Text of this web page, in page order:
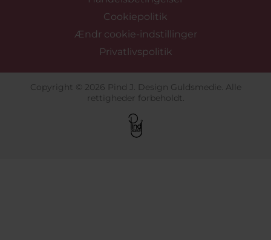
Cookiepolitik
Ændr cookie-indstillinger
Privatlivspolitik
Copyright © 2026 Pind J. Design Guldsmedie. Alle
rettigheder forbeholdt.